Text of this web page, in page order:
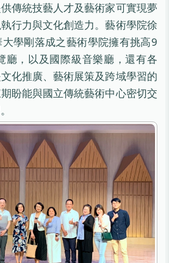
傳統技藝人才及藝術家可實現夢
行力與文化創造力。藝術學院徐
學剛落成之藝術學院擁有挑高9
廳，以及國際級音樂廳，還有各
化推廣、藝術展策及跨域學習的
盼能與國立傳統藝術中心密切交